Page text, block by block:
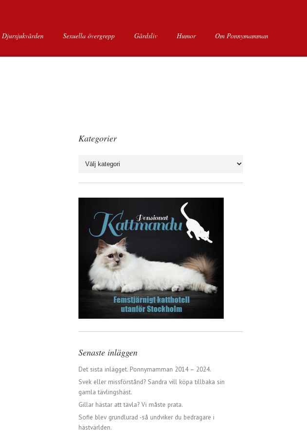
Djursjukvården Sexuella övergrepp Gårdsliv Humor Om Ponnymamman
Kategorier
Senaste inläggen
Det sista inlägget. Ponnymamman 2014 – 2024.
Svek eller missförstånd? Sandra vill köpa tillbaka sin
gamla tävlingshäst.
Gillar hästar att tävla? Vi måste prata.
Sofie blev grundlurad -så undviker du bedragare i
hästvärlden.